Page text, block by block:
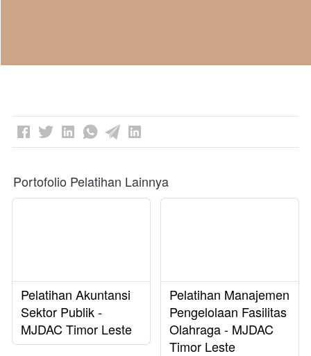
Portofolio Pelatihan Lainnya
Pelatihan Akuntansi
Sektor Publik -
MJDAC Timor Leste
Pelatihan Manajemen
Pengelolaan Fasilitas
Olahraga - MJDAC
Timor Leste